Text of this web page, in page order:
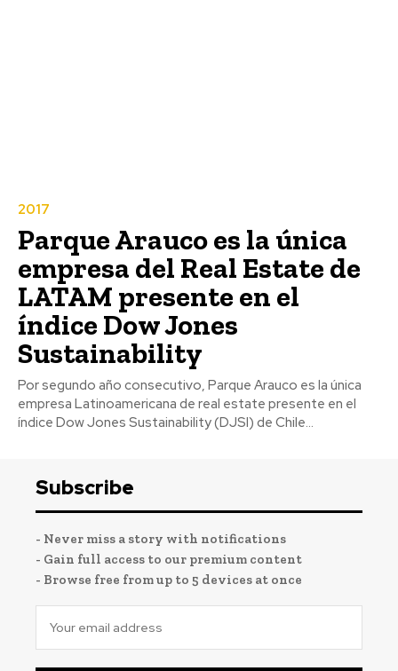
2017
Parque Arauco es la única
empresa del Real Estate de
LATAM presente en el
índice Dow Jones
Sustainability
Por segundo año consecutivo, Parque Arauco es la única
empresa Latinoamericana de real estate presente en el
índice Dow Jones Sustainability (DJSI) de Chile...
Subscribe
- Never miss a story with notifications
- Gain full access to our premium content
- Browse free from up to 5 devices at once